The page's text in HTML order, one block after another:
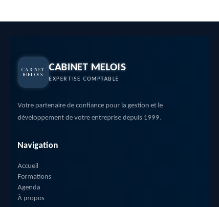
CABINET
MELOIS
CABINET MELOIS
EXPERTISE COMPTABLE
Votre partenaire de confiance pour la gestion et le
développement de votre entreprise depuis 1999.
Navigation
Accueil
Formations
Agenda
À propos